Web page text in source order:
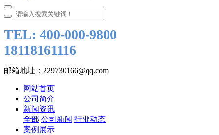
TEL: 400-000-9800
18118161116
邮箱地址：229730166@qq.com
网站首页
公司简介
新闻资讯
全部 公司新闻 行业动态
案例展示